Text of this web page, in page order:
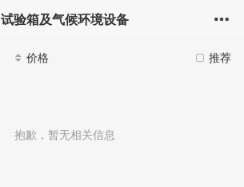
试验箱及气候环境设备
推荐
价格
抱歉，暂无相关信息